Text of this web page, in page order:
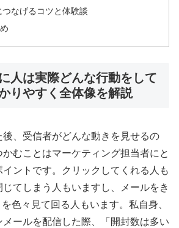
なげるコツと体験談
人は実際どんな行動をして
りやすく全体像を解説
後、受信者がどんな動きを見せるの
むことはマーケティング担当者にと
ントです。クリックしてくれる人も
てしまう人もいますし、メールをき
色々見て回る人もいます。私自身、
ールを配信した際、「開封数は多い